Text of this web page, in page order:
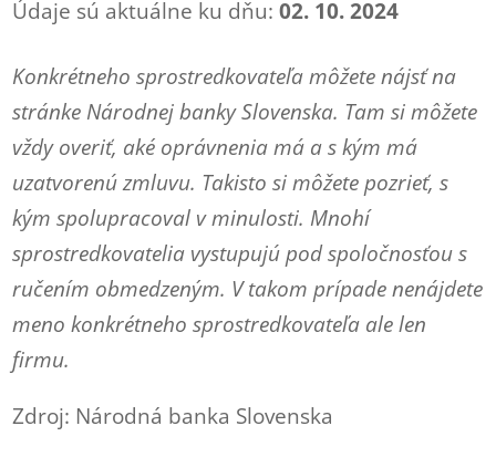
Údaje sú aktuálne ku dňu:02. 10. 2024
Konkrétneho sprostredkovateľa môžete nájsť na
stránke Národnej banky Slovenska. Tam si môžete
vždy overiť, aké oprávnenia má a s kým má
uzatvorenú zmluvu. Takisto si môžete pozrieť, s
kým spolupracoval v minulosti. Mnohí
sprostredkovatelia vystupujú pod spoločnosťou s
ručením obmedzeným. V takom prípade nenájdete
meno konkrétneho sprostredkovateľa ale len
firmu.
Zdroj: Národná banka Slovenska